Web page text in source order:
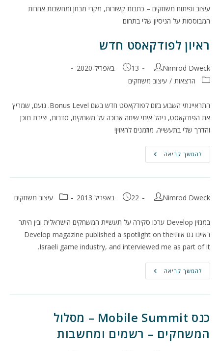
עיצוב ופיתוח משחקים – כתבות קשורות, מקרי מבחן ומחשבות אחרות
המבוססות על הניסיון שלי בתחום
ראיון לפודקאסט חדש
מחבר:
Nimrod Dweck פורסם:
13 באפריל 2020
קטגוריה:הרצאות / עיצוב משחקים
התראיינתי השבוע בזום לפודקאסט חדש בשם Bonus Level. נועם, שמריץ
את הפודקאסט, ניהל איתי שיחה ארוכה על משחקים, סדרות, יצירת תוכן
והדרך שלי בתעשייה. מוזמנים להאזין!
להמשך קריאה ראיון
לפודקאסט
מחבר:
Nimrod Dweck פורסם:
22 באפריל 2013 קטגוריה:עיצוב משחקים
במגזין Develop ערכו סקירה על תעשיית המשחקים הישראלית ובין היתר
ראיינו גם אותיDevelop magazine published a spotlight on the
Israeli game industry, and interviewed me as part of it.
להמשך קריאה
כנס Mobile Summit – מסלול
המשחקים – רשמים ומחשבות